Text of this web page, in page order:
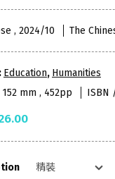
, 2024/10 The
Education, Humanities
mm , 452pp
ISBN